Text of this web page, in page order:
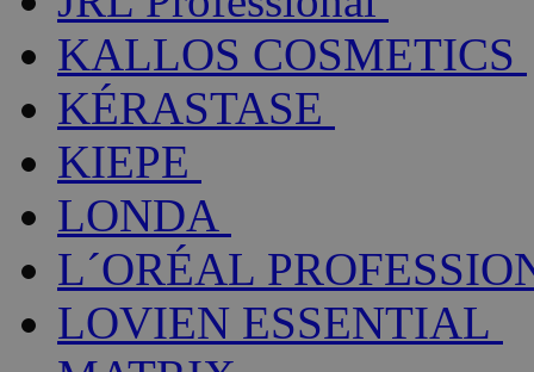
KALLOS COSMETICS
KÉRASTASE
KIEPE
LONDA
L´ORÉAL
LOVIEN ESSENTIAL